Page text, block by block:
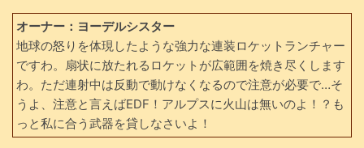
オーナー：ヨーデルシスター
地球の怒りを体現したような強力な連装ロケットランチャー
ですわ。扇状に放たれるロケットが広範囲を焼き尽くします
わ。ただ連射中は反動で動けなくなるので注意が必要で…そ
うよ、注意と言えばEDF！アルプスに火山は無いのよ！？も
っと私に合う武器を貸しなさいよ！